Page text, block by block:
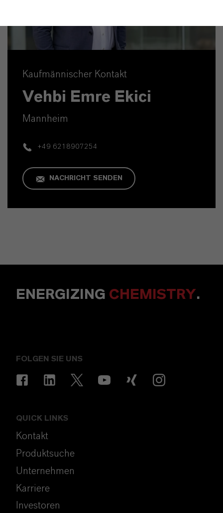
Kaufmännischer Kontakt
Vehbi Emre Ekici
Mannheim
+49 6218907254
NACHRICHT SENDEN
ENERGIZING CHEMISTRY.
FOLGEN SIE UNS
QUICK LINKS
Kontakt
Produktsuche
Unternehmen
Karriere
Investoren